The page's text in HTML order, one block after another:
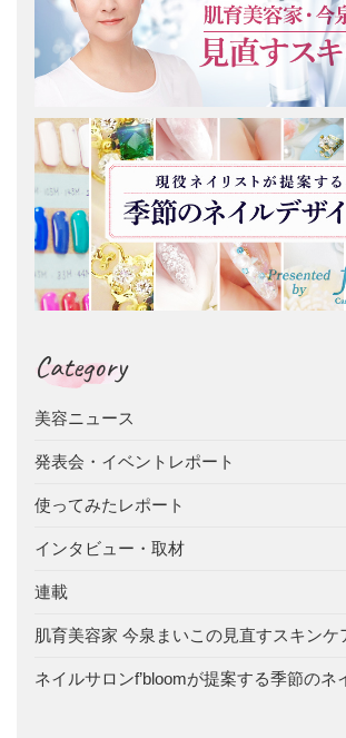
Category
美容ニュース
発表会・イベントレポート
使ってみたレポート
インタビュー・取材
連載
肌育美容家 今泉まいこの見直すスキンケ
ネイルサロンf’bloomが提案する季節のネ